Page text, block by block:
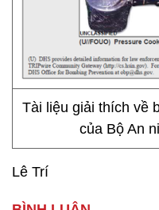
Tài liệu giải thích về
của Bộ An
Lê Trí